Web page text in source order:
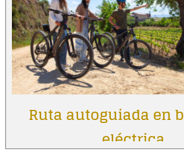
Ruta autoguiada en
eléctrica